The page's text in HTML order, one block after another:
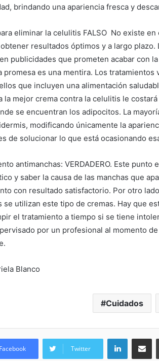
brindando una apariencia fresca y
eliminar la celulitis FALSO No existe
resultados óptimos y a largo plazo.
publicidades que prometen acabar con
promesa es una mentira. Los
que incluyen una alimentación
la mejor crema contra la celulitis le
se encuentran los adipocitos. La
modificando únicamente la
de solucionar lo que está ocasionando
antimanchas: VERDADERO. Este
y saber la causa de las manchas que
con resultado satisfactorio. Por otro
se utilizan este tipo de cremas. Hay que
el tratamiento a tiempo si se tiene
por un profesional al momento
Blanco
Cuidados
Facebook Twitter
LinkedIn